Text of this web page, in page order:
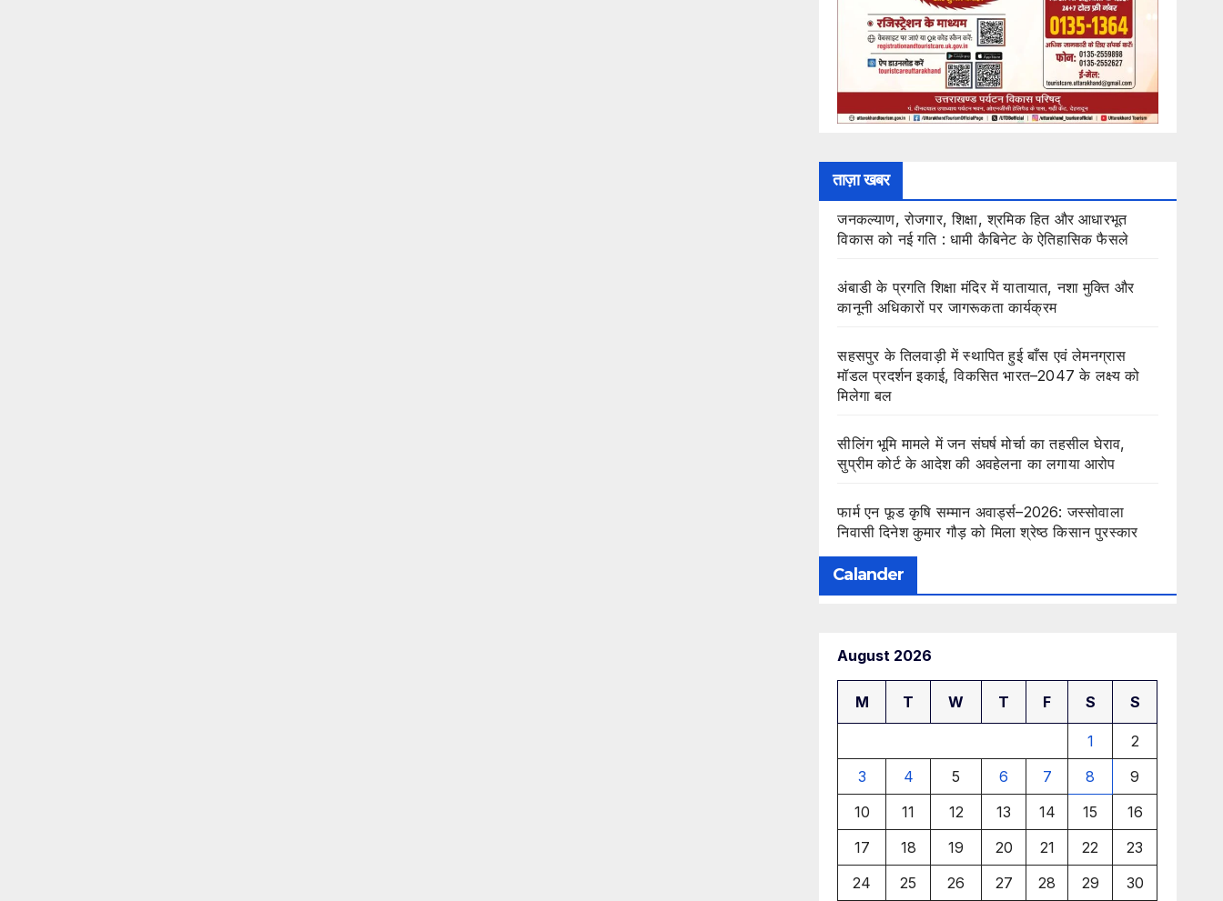
ताज़ा खबर
जनकल्याण, रोजगार, शिक्षा, श्रमिक हित और आधारभूत
विकास को नई गति : धामी कैबिनेट के ऐतिहासिक फैसले
अंबाडी के प्रगति शिक्षा मंदिर में यातायात, नशा मुक्ति और
कानूनी अधिकारों पर जागरूकता कार्यक्रम
सहसपुर के तिलवाड़ी में स्थापित हुई बाँस एवं लेमनग्रास
मॉडल प्रदर्शन इकाई, विकसित भारत–2047 के लक्ष्य को
मिलेगा बल
सीलिंग भूमि मामले में जन संघर्ष मोर्चा का तहसील घेराव,
सुप्रीम कोर्ट के आदेश की अवहेलना का लगाया आरोप
फार्म एन फूड कृषि सम्मान अवार्ड्स–2026: जस्सोवाला
निवासी दिनेश कुमार गौड़ को मिला श्रेष्ठ किसान पुरस्कार
Calander
August 2026
M T W T F S S
1
2
3
4 5 6 7 8
9
10
11 12 13 14 15
16
17
18 19 20 21 22
23
24
25 26 27 28 29
30